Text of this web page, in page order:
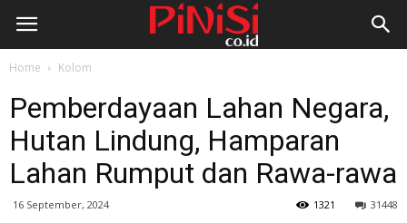
Home Kolom
Pemberdayaan Lahan Negara,
Hutan Lindung, Hamparan
Lahan Rumput dan Rawa-rawa
16 September, 2024 31448
1321